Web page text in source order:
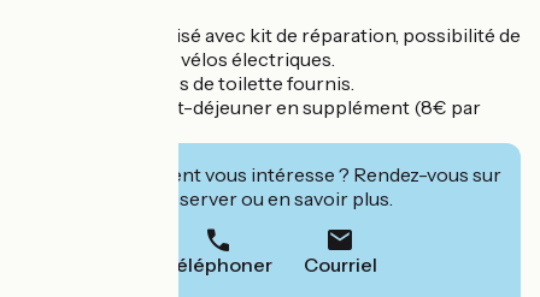
Local à vélo sécurisé avec kit de réparation, possibilité de
recharge pour les vélos électriques.
Draps et serviettes de toilette fournis.
Possibilité de petit-déjeuner en supplément (8€ par
Cet établissement vous intéresse ? Rendez-vous sur
leur site pour réserver ou en savoir plus.
Téléphoner Courriel